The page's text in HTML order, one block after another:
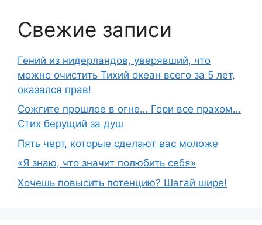
Свежие записи
Гений из нидерландов, уверявший, что
можно очистить Тихий океан всего за 5 лет,
оказался прав!
Сожгите прошлое в огне… Гори все прахом…
Стих берущий за душ
Пять черт, которые сделают вас моложе
«Я знаю, что значит полюбить себя»
Хочешь повысить потенцию? Шагай шире!